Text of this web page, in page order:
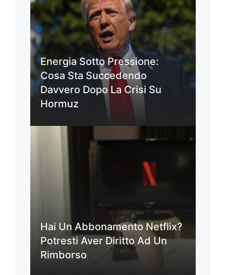
Energia Sotto Pressione:
Cosa Sta Succedendo
Davvero Dopo La Crisi Su
Hormuz
Hai Un Abbonamento Netflix?
Potresti Aver Diritto Ad Un
Rimborso